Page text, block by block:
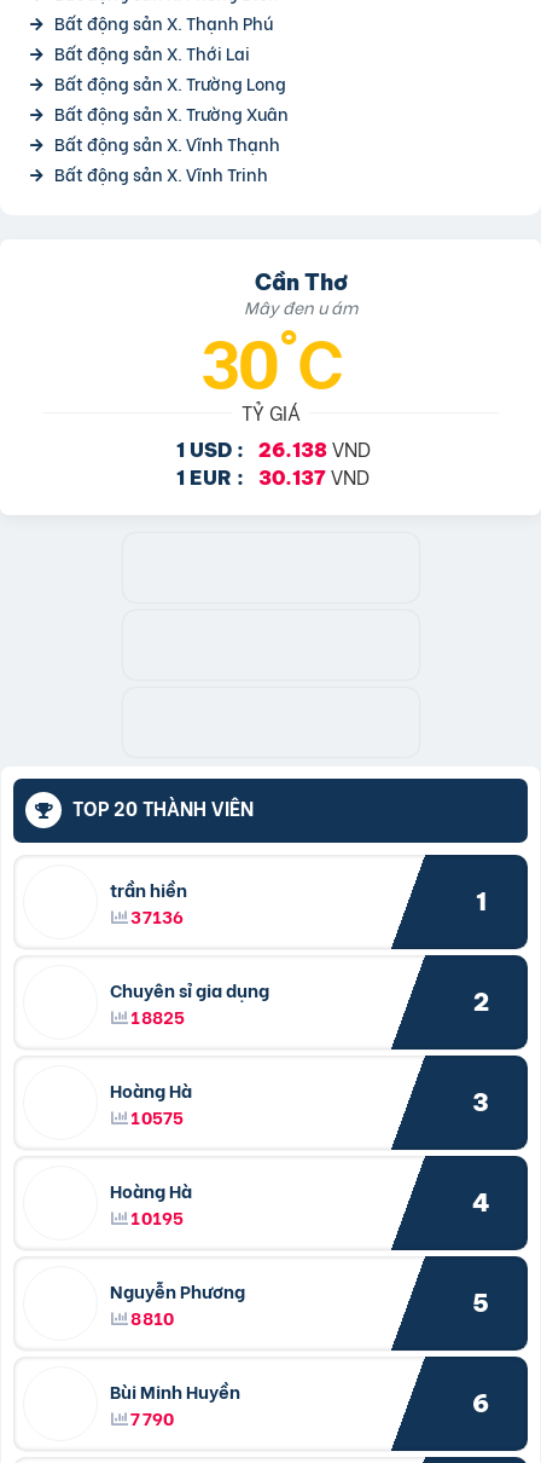
Bất động sản X. Thạnh Phú
Bất động sản X. Thới Lai
Bất động sản X. Trường Long
Bất động sản X. Trường Xuân
Bất động sản X. Vĩnh Thạnh
Bất động sản X. Vĩnh Trinh
Cần Thơ
Mây đen u ám
30°C
TỶ GIÁ
1 USD : 26.138VND
1 EUR : 30.137 VND
TOP 20 THÀNH VIÊN
trần hiền
37136
1
Chuyên sỉ gia dụng
18825
2
Hoàng Hà
10575
3
Hoàng Hà
10195
4
Nguyễn Phương
8810
5
Bùi Minh Huyền
7790
6